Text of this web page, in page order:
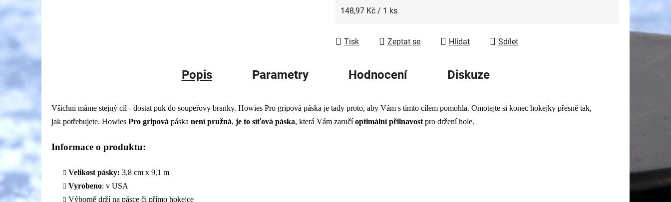
Měrná cena:
148,97 Kč / 1 ks
Tisk Zeptat se Hlídat Sdílet
Popis Parametry Hodnocení Diskuze
Všichni máme stejný cíl - dostat puk do soupeřovy branky. Howies Pro gripová páska je tady proto, aby Vám s tímto cílem pomohla. Omotejte si konec hokejky přesně tak,
jak potřebujete. Howies Pro gripová páska není pružná, je to síťová páska, která Vám zaručíoptimální přilnavost pro držení hole.
Informace o produktu:
Velikost pásky: 3,8 cm x 9,1 m
Vyrobeno: v USA
Výborně drží na pásce či přímo hokejce